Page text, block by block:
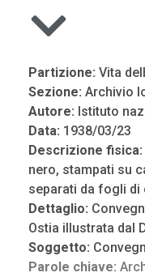
Partizione: Vita
Sezione: Archivio
Autore: Istituto
Data: 1938/03/23
Descrizione fisica:
nero, stampati su
separati da fogli di
Dettaglio:
Ostia illustrata dal
Soggetto:
Parole chiave: